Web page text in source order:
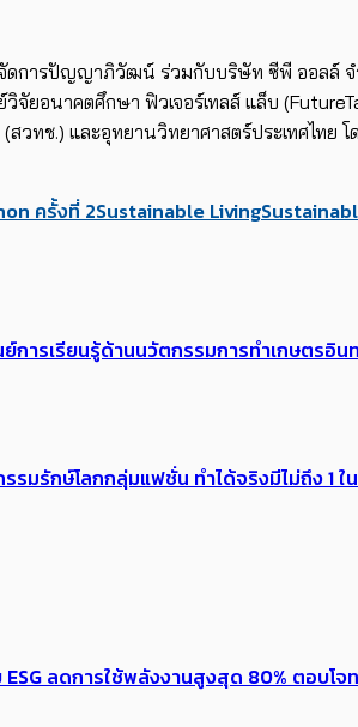
ดการปัญญาภิวัฒน์ ร่วมกับบริษัท​ ซีพี ออลล์
วิจัยอนาคตศึกษา ฟิวเจอร์เทลส์ แล็บ (
(สวทช.) และอุทยานวิทยาศาสตร์ประเทศไท
ครั้งที่ 2Sustainable Living
การเรียนรู้ด้านนวัตกรรมการทำเกษตร
มรักษ์โลกกลุ่มแฟชั่น ทำได้จริงมีไม่ถึง 1 ใ
ลดการใช้พลังงานสูงสุด 80% ตอบโ